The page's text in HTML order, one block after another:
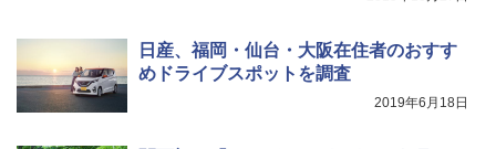
日産、福岡・仙台・大阪在住者のおすす
めドライブスポットを調査
2019年6月18日